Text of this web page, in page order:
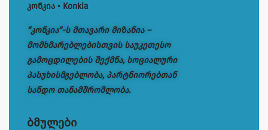
კონკია • Konkia
“კონკია“-ს მთავარი მიზანია –
მომხმარებლებისთვის საუკეთესო
გამოცდილების შექმნა, სოციალური
პასუხისმგებლობა, პარტნიორებთან
სანდო თანამშრომლობა.
ბმულები